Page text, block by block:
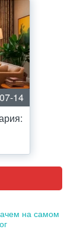
14
на самом